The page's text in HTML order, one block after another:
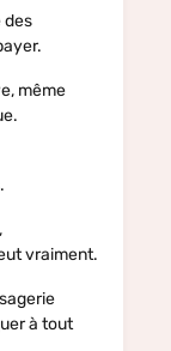
des
même
vraiment.
à tout